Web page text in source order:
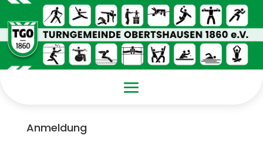
Anmeldung